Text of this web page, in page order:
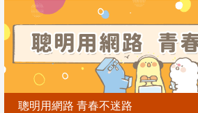
聰明用網路 青春不迷路